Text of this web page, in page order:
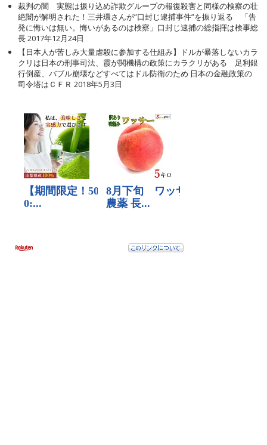
裁判の闇 実態は振り込め詐欺グループの報復殺害と同様の検察の壮
絶闇が解明された！三井環さんが”口封じ逮捕事件”を振り返る 「告
発に悔いは無い。悔いがあるのは検察」口封じ逮捕の総指揮は検事総
長2017年12月24日
【日本人が苦しみ大量虐殺に参加する仕組み】ドルが暴落しないカラ
クリは日本の刑事司法、霞が関機構の政策にカラクリがある 足利銀
行倒産、バブル崩壊などすべてはドル防衛のため 日本の金融政策の
司令塔はＣＦＲ 2018年5月3日